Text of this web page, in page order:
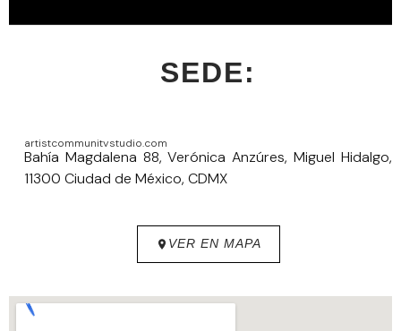
SEDE:
artistcommunitystudio.com
Bahía Magdalena 88, Verónica Anzúres, Miguel Hidalgo,
11300 Ciudad de México, CDMX
VER EN MAPA